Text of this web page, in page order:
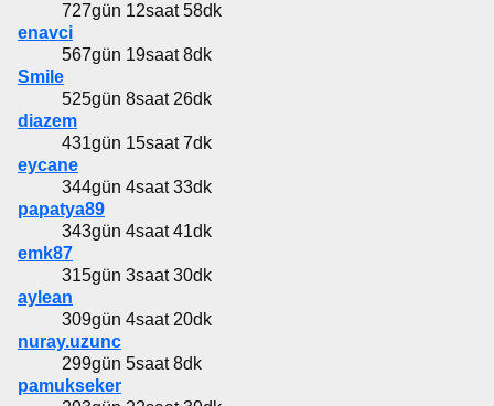
727gün 12saat 58dk
enavci
567gün 19saat 8dk
Smile
525gün 8saat 26dk
diazem
431gün 15saat 7dk
eycane
344gün 4saat 33dk
papatya89
343gün 4saat 41dk
emk87
315gün 3saat 30dk
aylean
309gün 4saat 20dk
nuray.uzunc
299gün 5saat 8dk
pamukseker